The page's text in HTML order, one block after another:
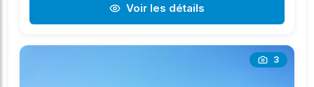
Voir les détails
3